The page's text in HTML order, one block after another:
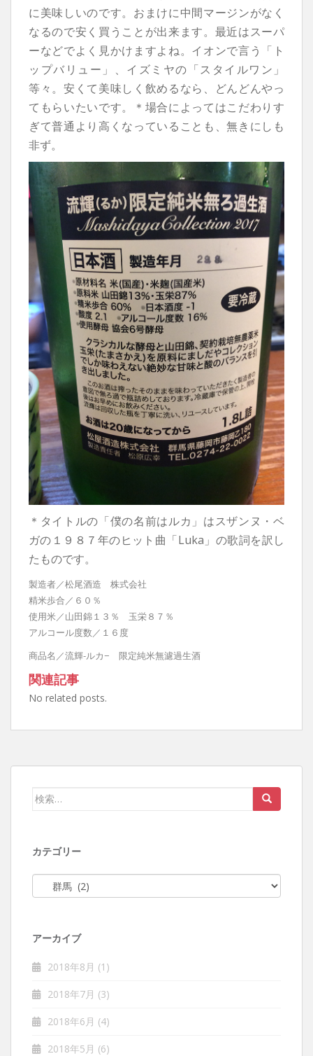
に美味しいのです。おまけに中間マージンがなく
なるので安く買うことが出来ます。最近はスーパ
ーなどでよく見かけますよね。イオンで言う「ト
ップバリュー」、イズミヤの「スタイルワン」
等々。安くて美味しく飲めるなら、どんどんやっ
てもらいたいです。＊場合によってはこだわりす
ぎて普通より高くなっていることも、無きにしも
非ず。
＊タイトルの「僕の名前はルカ」はスザンヌ・ベ
ガの１９８７年のヒット曲「Luka」の歌詞を訳し
たものです。
製造者／松尾酒造 株式会社
精米歩合／６０％
使用米／山田錦１３％ 玉栄８７％
アルコール度数／１６度
商品名／流輝-ルカ− 限定純米無濾過生酒
関連記事
No related posts.
検索:
カテゴリー
カテゴリー
アーカイブ
2018年8月 (1)
2018年7月 (3)
2018年6月 (4)
2018年5月 (6)